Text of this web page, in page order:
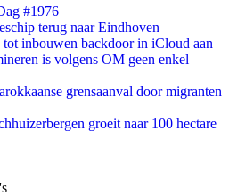
#1976
terug naar Eindhoven
inbouwen backdoor in iCloud aan
is volgens OM geen enkel
grensaanval door migranten
groeit naar 100 hectare